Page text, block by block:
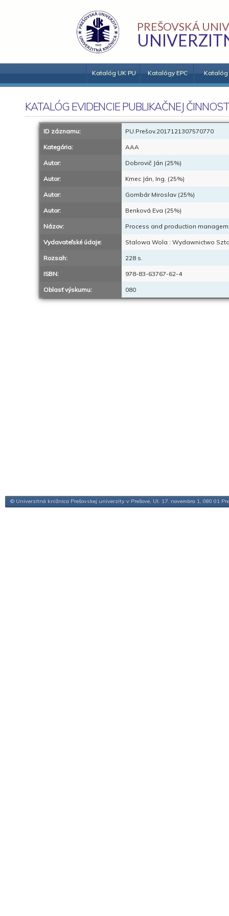
PREŠOVSKÁ
Katalóg UK PU Katalógy EPC Katalóg
KATALÓG EVIDENCIE PUBLIKAČNEJ
ID záznamu: PU.Prešov.2017121307570770
Kategória: AAA
Autor: Dobrovič Ján (25%)
Autor: Kmec Ján, Ing. (25%)
Autor: Gombár Miroslav (25%)
Autor: Benková Eva (25%)
Názov: Process and production
Vydavateľské údaje: Stalowa Wola : Wydawnictwo
Rozsah: 228 s.
ISBN: 978-83-63767-62-4
Oblasť výskumu: 080
© Univerzitná knižnica Prešovskej univerzity v Prešove, Ul. 17. novembra 1, 080 01